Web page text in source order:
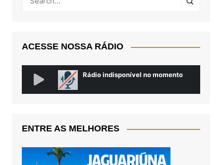
ACESSE NOSSA RÁDIO
ENTRE AS MELHORES